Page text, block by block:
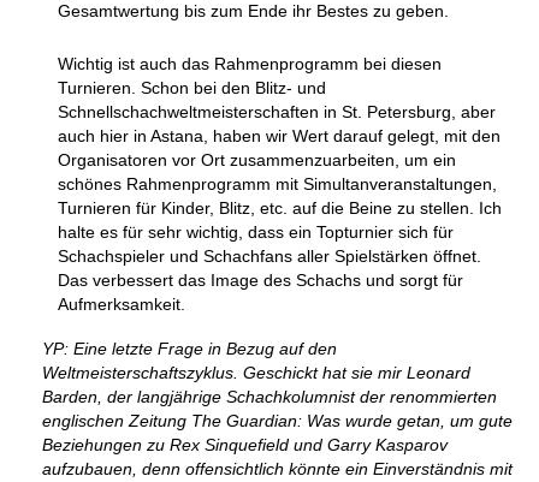
Gesamtwertung bis zum Ende ihr Bestes zu geben.
Wichtig ist auch das Rahmenprogramm bei diesen
Turnieren. Schon bei den Blitz- und
Schnellschachweltmeisterschaften in St. Petersburg, aber
auch hier in Astana, haben wir Wert darauf gelegt, mit den
Organisatoren vor Ort zusammenzuarbeiten, um ein
schönes Rahmenprogramm mit Simultanveranstaltungen,
Turnieren für Kinder, Blitz, etc. auf die Beine zu stellen. Ich
halte es für sehr wichtig, dass ein Topturnier sich für
Schachspieler und Schachfans aller Spielstärken öffnet.
Das verbessert das Image des Schachs und sorgt für
Aufmerksamkeit.
YP: Eine letzte Frage in Bezug auf den
Weltmeisterschaftszyklus. Geschickt hat sie mir Leonard
Barden, der langjährige Schachkolumnist der renommierten
englischen Zeitung The Guardian: Was wurde getan, um gute
Beziehungen zu Rex Sinquefield und Garry Kasparov
aufzubauen, denn offensichtlich könnte ein Einverständnis mit